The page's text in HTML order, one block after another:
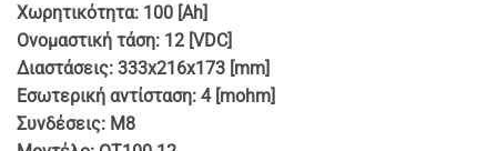
Χωρητικότητα: 100 [Ah]
Ονομαστική τάση: 12 [VDC]
Διαστάσεις: 333x216x173 [mm]
Εσωτερική αντίσταση: 4 [mohm]
Συνδέσεις: M8